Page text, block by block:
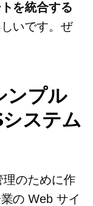
を統合する
いです。ぜ
ンプル
ステム
のために作
の Web サイ